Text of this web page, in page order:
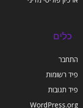
כלים
התחבר
פיד רשומות
פיד תגובות
WordPress.org